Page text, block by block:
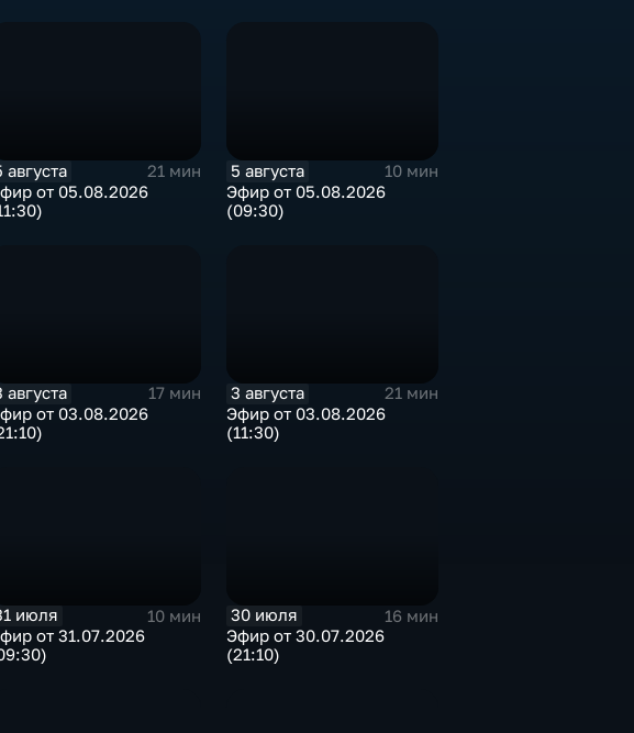
августа
21 мин
от 05.08.2026
5 августа
10 мин
Эфир от 05.08.2026
(09:30)
августа
17 мин
от 03.08.2026
3 августа
21 мин
Эфир от 03.08.2026
(11:30)
июля
10 мин
от 31.07.2026
30 июля
16 мин
Эфир от 30.07.2026
(21:10)